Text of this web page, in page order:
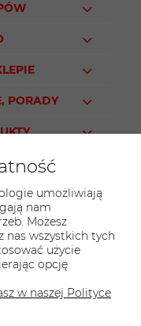
PORADY
24
umożliwiają
nam
Możesz
nas wszystkich tych
użycie
opcję
w naszej Polityce